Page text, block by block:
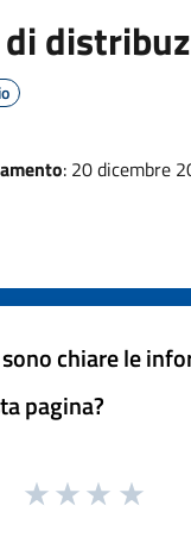
di
: 20 dicembre
chiare le
pagina?